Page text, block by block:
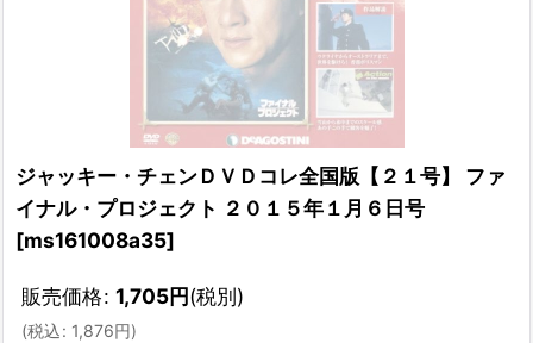
ジャッキー・チェンＤＶＤコレ全国版【２１号】 ファ
イナル・プロジェクト ２０１５年１月６日号
[ms161008a35]
販売価格: 1,705円(税別)
(税込: 1,876円)